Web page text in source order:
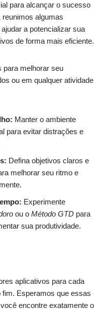
para alcançar o sucesso
algumas
a ​potencializar sua
de forma mais eficiente.
para melhorar seu
ou em qualquer atividade
Manter o‌ ambiente
para evitar distrações e
Defina ⁢objetivos ⁢claros e
melhorar seu ritmo e
Experimente
ou o Método GTD para
sua produtividade.
aplicativos para cada
Esperamos que essas
encontre exatamente o